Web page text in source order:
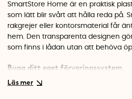
SmartStore Home är en praktisk
som lätt blir svårt att hålla reda på.
rakgrejer eller kontorsmaterial får
hem. Den transparenta designen
som finns i lådan utan att behöva
Bygg ditt eget förvaringssystem
Lådorna i SmartStore Home-serien